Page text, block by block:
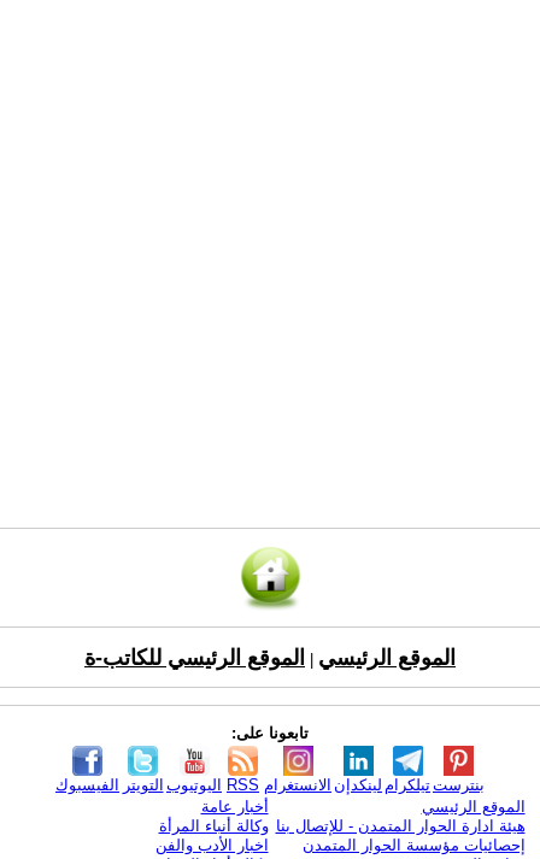
الموقع الرئيسي الموقع الرئيسي للكاتب-ة
تابعونا على:
الفيسبوك التويتر اليوتيوب RSS الانستغرام لينكدإن تيلكرامبنترست
الموقع الرئيسي
هيئة ادارة الحوار المتمدن - للإتصال بنا
إحصائيات مؤسسة الحوار المتمدن
أخبار عامة
وكالة أنباء المرأة
اخبار الأدب والفن